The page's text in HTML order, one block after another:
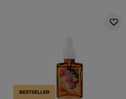
BESTSELLER